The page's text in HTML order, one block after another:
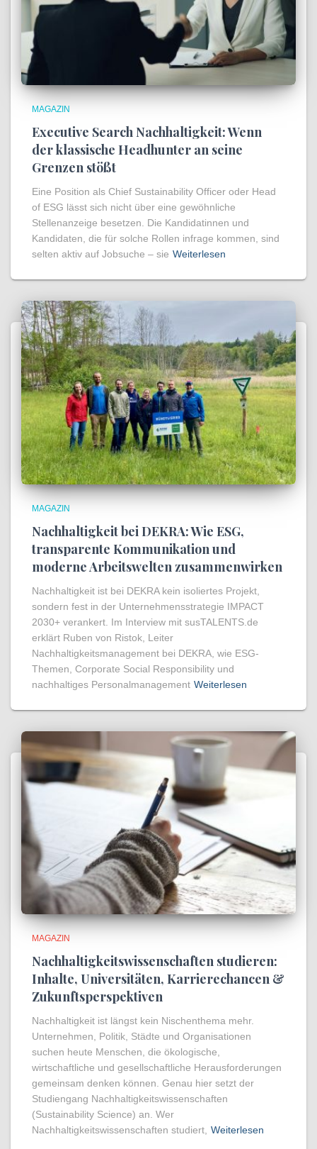
MAGAZIN
Executive Search Nachhaltigkeit: Wenn
der klassische Headhunter an seine
Grenzen stößt
Eine Position als Chief Sustainability Officer oder Head
of ESG lässt sich nicht über eine gewöhnliche
Stellenanzeige besetzen. Die Kandidatinnen und
Kandidaten, die für solche Rollen infrage kommen, sind
selten aktiv auf Jobsuche – sie Weiterlesen
MAGAZIN
Nachhaltigkeit bei DEKRA: Wie ESG,
transparente Kommunikation und
moderne Arbeitswelten zusammenwirken
Nachhaltigkeit ist bei DEKRA kein isoliertes Projekt,
sondern fest in der Unternehmensstrategie IMPACT
2030+ verankert. Im Interview mit susTALENTS.de
erklärt Ruben von Ristok, Leiter
Nachhaltigkeitsmanagement bei DEKRA, wie ESG-
Themen, Corporate Social Responsibility und
nachhaltiges Personalmanagement Weiterlesen
MAGAZIN
Nachhaltigkeitswissenschaften studieren:
Inhalte, Universitäten, Karrierechancen &
Zukunftsperspektiven
Nachhaltigkeit ist längst kein Nischenthema mehr.
Unternehmen, Politik, Städte und Organisationen
suchen heute Menschen, die ökologische,
wirtschaftliche und gesellschaftliche Herausforderungen
gemeinsam denken können. Genau hier setzt der
Studiengang Nachhaltigkeitswissenschaften
(Sustainability Science) an. Wer
Nachhaltigkeitswissenschaften studiert, Weiterlesen